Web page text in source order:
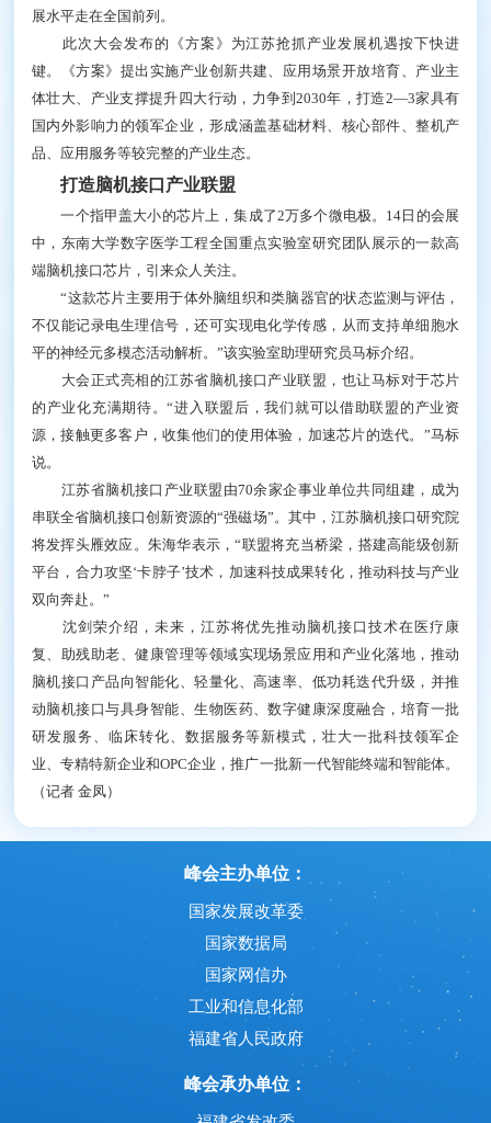
展水平走在全国前列。
此次大会发布的《方案》为江苏抢抓产业发展机遇按下快进
键。《方案》提出实施产业创新共建、应用场景开放培育、产业主
体壮大、产业支撑提升四大行动，力争到2030年，打造2—3家具有
国内外影响力的领军企业，形成涵盖基础材料、核心部件、整机产
品、应用服务等较完整的产业生态。
打造脑机接口产业联盟
一个指甲盖大小的芯片上，集成了2万多个微电极。14日的会展
中，东南大学数字医学工程全国重点实验室研究团队展示的一款高
端脑机接口芯片，引来众人关注。
“这款芯片主要用于体外脑组织和类脑器官的状态监测与评估，
不仅能记录电生理信号，还可实现电化学传感，从而支持单细胞水
平的神经元多模态活动解析。”该实验室助理研究员马标介绍。
大会正式亮相的江苏省脑机接口产业联盟，也让马标对于芯片
的产业化充满期待。“进入联盟后，我们就可以借助联盟的产业资
源，接触更多客户，收集他们的使用体验，加速芯片的迭代。”马标
说。
江苏省脑机接口产业联盟由70余家企事业单位共同组建，成为
串联全省脑机接口创新资源的“强磁场”。其中，江苏脑机接口研究院
将发挥头雁效应。朱海华表示，“联盟将充当桥梁，搭建高能级创新
平台，合力攻坚‘卡脖子’技术，加速科技成果转化，推动科技与产业
双向奔赴。”
沈剑荣介绍，未来，江苏将优先推动脑机接口技术在医疗康
复、助残助老、健康管理等领域实现场景应用和产业化落地，推动
脑机接口产品向智能化、轻量化、高速率、低功耗迭代升级，并推
动脑机接口与具身智能、生物医药、数字健康深度融合，培育一批
研发服务、临床转化、数据服务等新模式，壮大一批科技领军企
业、专精特新企业和OPC企业，推广一批新一代智能终端和智能体。
（记者 金凤）
峰会主办单位：
国家发展改革委
国家数据局
国家网信办
工业和信息化部
福建省人民政府
峰会承办单位：